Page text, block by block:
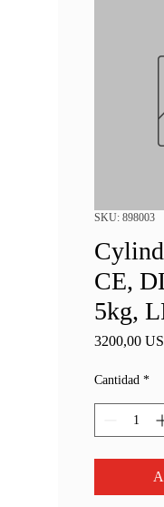
SKU: 898003
CE,
5kg,
3200,00
Cantidad *